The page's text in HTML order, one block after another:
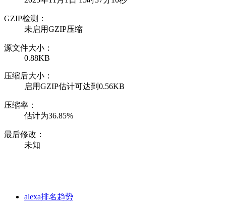
GZIP检测：
未启用GZIP压缩
源文件大小：
0.88KB
压缩后大小：
启用GZIP估计可达到0.56KB
压缩率：
估计为36.85%
最后修改：
未知
alexa排名趋势